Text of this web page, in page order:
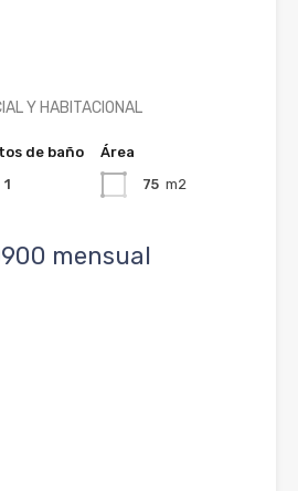
DUPLEX EN ZONA DE GRAN
Y HABITACIONAL
de baño
1
Área
75 m2
mensual